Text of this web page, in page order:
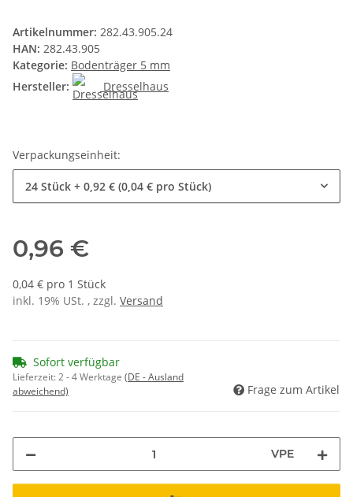
Artikelnummer: 282.43.905.24
HAN: 282.43.905
Kategorie: Bodenträger 5 mm
Hersteller:
Dresselhaus
Verpackungseinheit:
24 Stück + 0,92 € (0,04 € pro Stück)
0,96 €
0,04 € pro 1 Stück
inkl. 19% USt. , zzgl. Versand
Sofort verfügbar
Lieferzeit:2 - 4 Werktage (DE - Ausland
abweichend)
Frage zum Artikel
VPE